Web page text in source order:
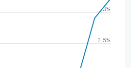
2.5%
3%